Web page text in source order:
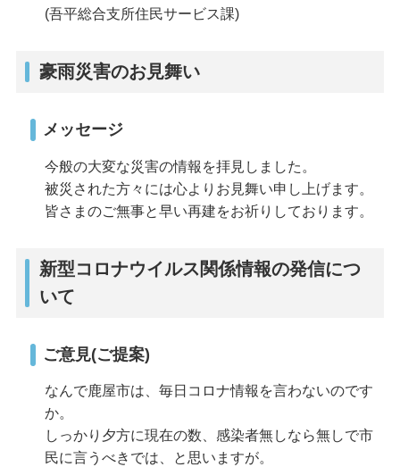
(吾平総合支所住民サービス課)
豪雨災害のお見舞い
メッセージ
今般の大変な災害の情報を拝見しました。
被災された方々には心よりお見舞い申し上げます。
皆さまのご無事と早い再建をお祈りしております。
新型コロナウイルス関係情報の発信につ
いて
ご意見(ご提案)
なんで鹿屋市は、毎日コロナ情報を言わないのです
か。
しっかり夕方に現在の数、感染者無しなら無しで市
民に言うべきでは、と思いますが。